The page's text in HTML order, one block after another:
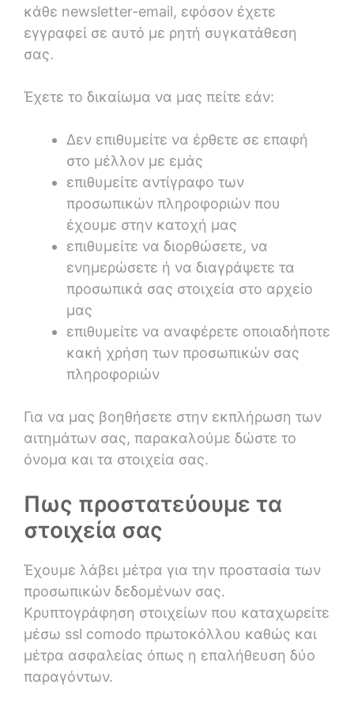
κάθε newsletter-email, εφόσον έχετε
εγγραφεί σε αυτό με ρητή συγκατάθεση
σας.
Έχετε το δικαίωμα να μας πείτε εάν:
Δεν επιθυμείτε να έρθετε σε επαφή
στο μέλλον με εμάς
επιθυμείτε αντίγραφο των
προσωπικών πληροφοριών που
έχουμε στην κατοχή μας
επιθυμείτε να διορθώσετε, να
ενημερώσετε ή να διαγράψετε τα
προσωπικά σας στοιχεία στο αρχείο
μας
επιθυμείτε να αναφέρετε οποιαδήποτε
κακή χρήση των προσωπικών σας
πληροφοριών
Για να μας βοηθήσετε στην εκπλήρωση των
αιτημάτων σας, παρακαλούμε δώστε το
όνομα και τα στοιχεία σας.
Πως προστατεύουμε τα
στοιχεία σας
Έχουμε λάβει μέτρα για την προστασία των
προσωπικών δεδομένων σας.
Κρυπτογράφηση στοιχείων που καταχωρείτε
μέσω ssl comodo πρωτοκόλλου καθώς και
μέτρα ασφαλείας όπως η επαλήθευση δύο
παραγόντων.